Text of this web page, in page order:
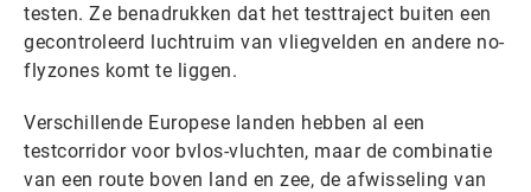
testen. Ze benadrukken dat het testtraject buiten een
gecontroleerd luchtruim van vliegvelden en andere no-
flyzones komt te liggen.
Verschillende Europese landen hebben al een
testcorridor voor bvlos-vluchten, maar de combinatie
van een route boven land en zee, de afwisseling van